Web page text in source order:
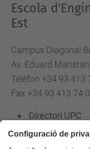
Escola
Est
Campus Diagonal
Av. Eduard
Telèfon +34 93 413
Fax +34 93 413 74
Directori UPC
Formulari de